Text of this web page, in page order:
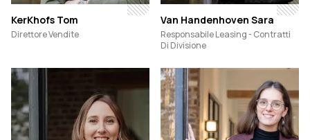
KerKhofs Tom
Direttore Vendite
Van Handenhoven Sara
Responsabile Leasing - Contratti
Di Divisione